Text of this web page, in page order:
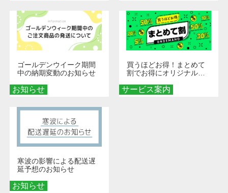
お知らせ
ゴールデンウイーク期間
中の納期変動のお知らせ
サービス案内
買うほどお得！まとめて
割でお得にオリジナルグ
お知らせ
寒波の影響による配送遅
延予想のお知らせ